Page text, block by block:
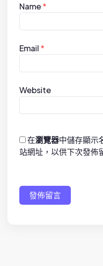
Name*
Email*
Website
在瀏覽器中儲存顯示
站網址，以供下次發佈
發佈留言